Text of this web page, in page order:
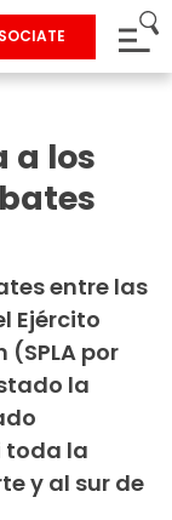
a los
entre las
Ejército
por
la
toda la
y al sur de